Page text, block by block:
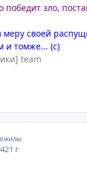
зло,
своей
и томже... (с)
team
21 г